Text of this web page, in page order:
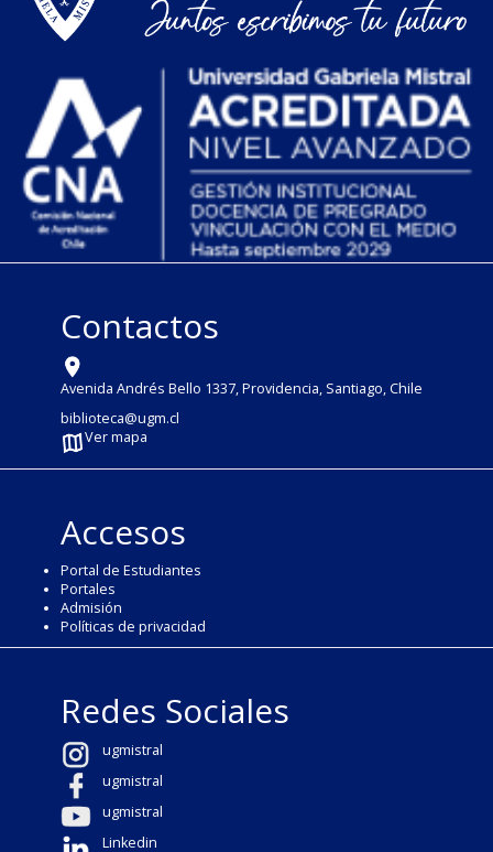
Contactos
Avenida Andrés Bello 1337, Providencia, Santiago, Chile
biblioteca@ugm.cl
Ver mapa
Accesos
Portal de Estudiantes
Portales
Admisión
Políticas de privacidad
Redes Sociales
ugmistral
ugmistral
ugmistral
Linkedin